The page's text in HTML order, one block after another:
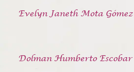
Evelyn Janeth Mota Gómez
Dolman Humberto Escobar